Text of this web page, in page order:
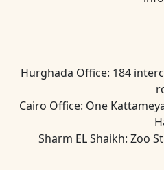
Hurghada Office: 184
Cairo Office: One
Sharm EL Shaikh: Zoo